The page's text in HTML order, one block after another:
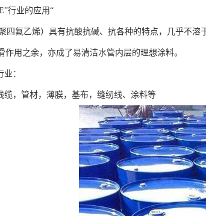
行业的应用“
氟乙烯）具有抗酸抗碱、抗各种的特点，几乎不溶
作用之余，亦成了易清洁水管内层的理想涂料。
：
，薄膜，基布，缝纫线、涂料等